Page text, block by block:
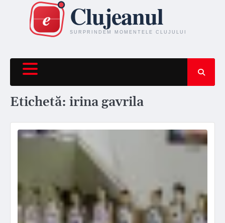
content
Etichetă: irina gavrila